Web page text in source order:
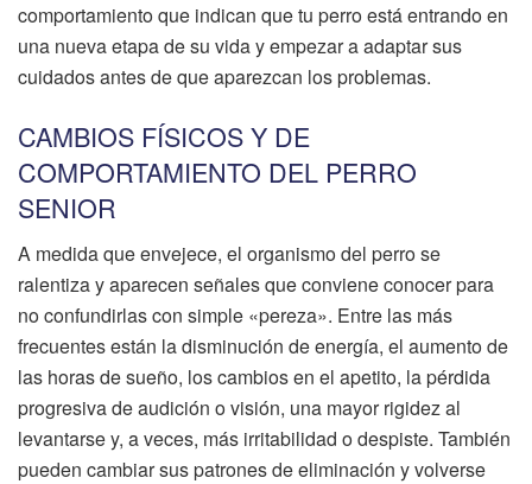
comportamiento que indican que tu perro está entrando en
una nueva etapa de su vida y empezar a adaptar sus
cuidados antes de que aparezcan los problemas.
CAMBIOS FÍSICOS Y DE
COMPORTAMIENTO DEL PERRO
SENIOR
A medida que envejece, el organismo del perro se
ralentiza y aparecen señales que conviene conocer para
no confundirlas con simple «pereza». Entre las más
frecuentes están la disminución de energía, el aumento de
las horas de sueño, los cambios en el apetito, la pérdida
progresiva de audición o visión, una mayor rigidez al
levantarse y, a veces, más irritabilidad o despiste. También
pueden cambiar sus patrones de eliminación y volverse